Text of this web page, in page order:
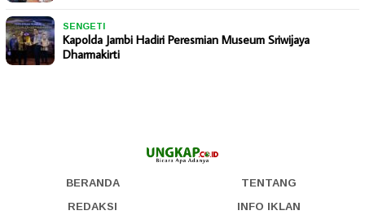
SENGETI
Kapolda Jambi Hadiri Peresmian Museum Sriwijaya
Dharmakirti
BERANDA
TENTANG
REDAKSI
INFO IKLAN